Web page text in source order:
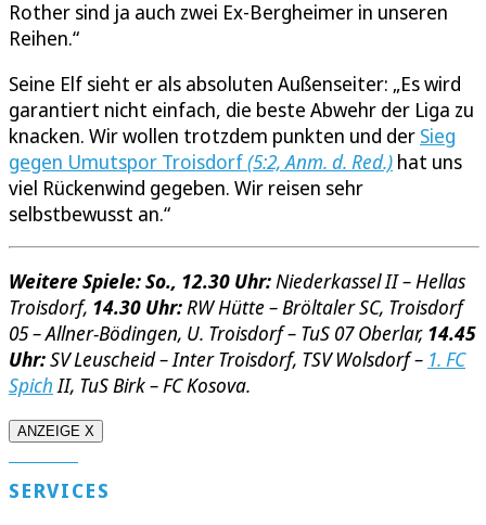
Rother sind ja auch zwei Ex-Bergheimer in unseren
Reihen.“
Seine Elf sieht er als absoluten Außenseiter: „Es wird
garantiert nicht einfach, die beste Abwehr der Liga zu
knacken. Wir wollen trotzdem punkten und der Sieg
gegen Umutspor Troisdorf(5:2, Anm. d. Red.) hat uns
viel Rückenwind gegeben. Wir reisen sehr
selbstbewusst an.“
Weitere Spiele: So., 12.30 Uhr:Niederkassel II – Hellas
Troisdorf, 14.30 Uhr:RW Hütte – Bröltaler SC, Troisdorf
05 – Allner-Bödingen, U. Troisdorf – TuS 07 Oberlar, 14.45
Uhr:SV Leuscheid – Inter Troisdorf, TSV Wolsdorf – 1. FC
SpichII, TuS Birk – FC Kosova.
ANZEIGE X
SERVICES